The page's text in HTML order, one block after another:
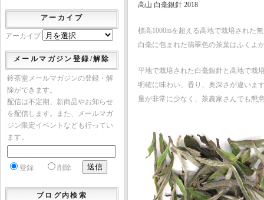
高山 白毫銀針 2018
標高1000mを超える高地で栽培された
白毫に包まれた翡翠色の茶葉はふくよ
平地で栽培された白毫銀針と高地で栽
明確に味わい、香り、奥深さが違いま
量が非常に少なく、茶農家さんでも懇
アーカイブ
アーカイブ
メールマガジン登録/解除
鈴茶堂メールマガジンの登録・解
除ができます。
配信は不定期、新商品やお知らせ
を配信します。また、メールマガ
ジン限定イベントなども行ってい
ます。
登録 削除
ブログ内検索